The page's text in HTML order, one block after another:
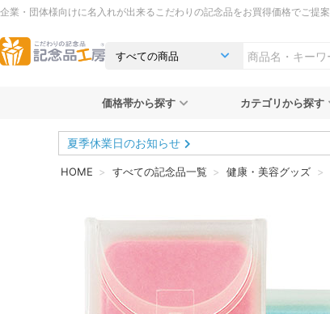
企業・団体様向けに名入れが出来るこだわりの記念品をお買得価格でご提案
価格帯から探す カテゴリから探す
夏季休業日のお知らせ
HOME すべての記念品一覧 健康・美容グッズ